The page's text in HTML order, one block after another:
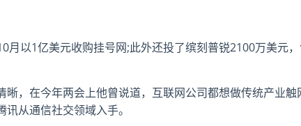
月以1亿美元收购挂号网;此外还投了缤刻普锐2100万美元
，在今年两会上他曾说道，互联网公司都想做传统产业触
从通信社交领域入手。